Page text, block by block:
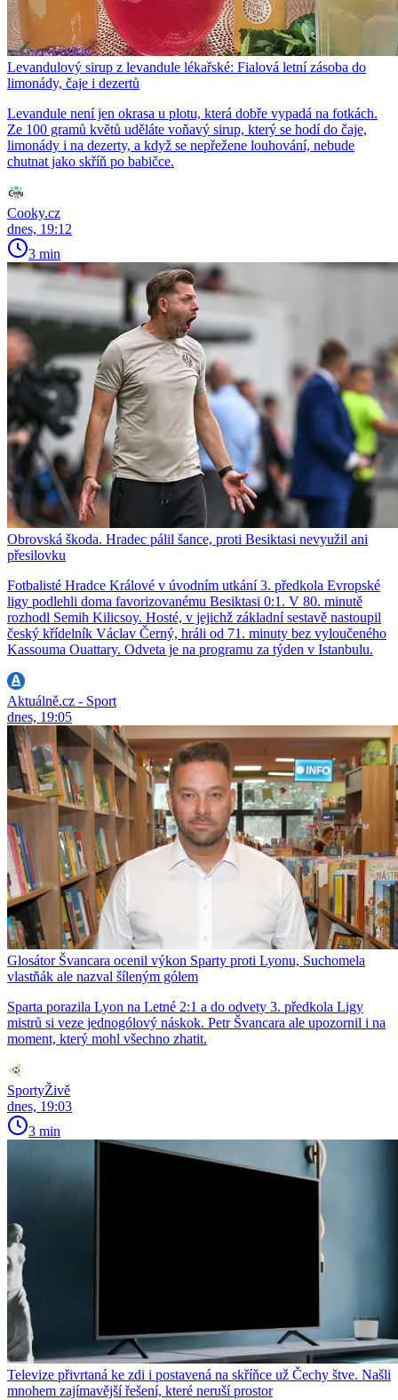
Levandulový sirup z levandule lékařské: Fialová letní zásoba do
limonády, čaje i dezertů
Levandule není jen okrasa u plotu, která dobře vypadá na fotkách.
Ze 100 gramů květů uděláte voňavý sirup, který se hodí do čaje,
limonády i na dezerty, a když se nepřežene louhování, nebude
chutnat jako skříň po babičce.
Cooky.cz
dnes, 19:12
3 min
Obrovská škoda. Hradec pálil šance, proti Besiktasi nevyužil ani
přesilovku
Fotbalisté Hradce Králové v úvodním utkání 3. předkola Evropské
ligy podlehli doma favorizovanému Besiktasi 0:1. V 80. minutě
rozhodl Semih Kilicsoy. Hosté, v jejichž základní sestavě nastoupil
český křídelník Václav Černý, hráli od 71. minuty bez vyloučeného
Kassouma Ouattary. Odveta je na programu za týden v Istanbulu.
Aktuálně.cz - Sport
dnes, 19:05
Glosátor Švancara ocenil výkon Sparty proti Lyonu, Suchomela
vlastňák ale nazval šíleným gólem
Sparta porazila Lyon na Letné 2:1 a do odvety 3. předkola Ligy
mistrů si veze jednogólový náskok. Petr Švancara ale upozornil i na
moment, který mohl všechno zhatit.
SportyŽivě
dnes, 19:03
3 min
Televize přivrtaná ke zdi i postavená na skříňce už Čechy štve. Našli
mnohem zajímavější řešení, které neruší prostor